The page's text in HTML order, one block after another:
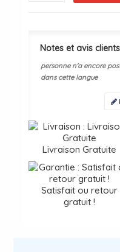
Notes et avis clients
personne n'a encore
dans cette langue
Livraison Gratuite
Satisfait ou retour
gratuit !